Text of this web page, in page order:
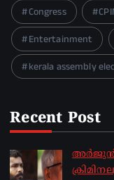
Congress
Entertainment
kerala assembly
Recent Post
അർജുൻ